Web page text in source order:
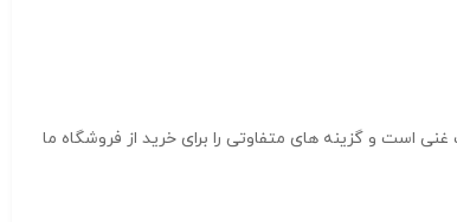
است و گزینه های متفاوتی را برای خرید از فروشگاه ما